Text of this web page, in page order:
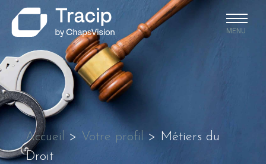
MENU
Accueil > Votre profil > Métiers du
Droit